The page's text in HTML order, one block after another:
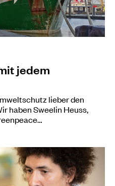
jedem
lieber den
haben Sweelin Heuss,